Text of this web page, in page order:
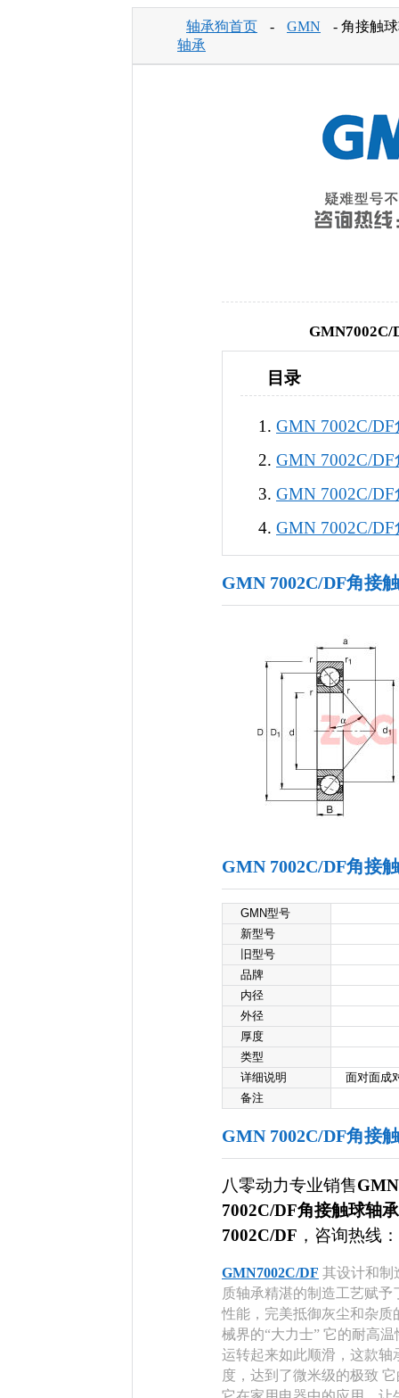
轴承狗首页 - GMN
- 角接触
轴承
GMN7002C/
目录
GMN 7002C/
GMN 7002C/
GMN 7002C/
GMN 7002C/
GMN 7002C/DF角接
GMN 7002C/DF角接
GMN型号
新型号
旧型号
品牌
内径
外径
厚度
类型
详细说明
面对面成
备注
GMN 7002C/DF角接
八零动力专业销售
7002C/DF角接触球轴承
7002C/DF ，咨询热线：
GMN7002C/DF 其设计和制
质轴承精湛的制造工艺赋
性能，完美抵御灰尘和杂
械界的“大力士” 它的耐高
运转起来如此顺滑，这款
度，达到了微米级的极致